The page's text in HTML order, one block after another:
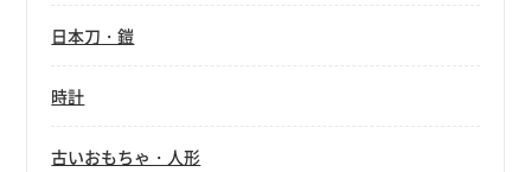
日本刀・鎧
時計
古いおもちゃ・人形